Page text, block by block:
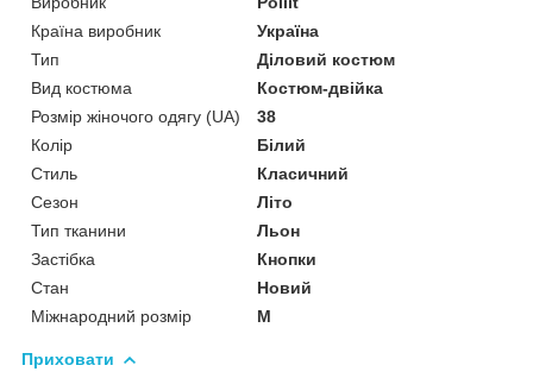
Країна виробник
Україна
Тип
Діловий костюм
Вид костюма
Костюм-двійка
Розмір жіночого одягу (UA)
38
Колір
Білий
Стиль
Класичний
Сезон
Літо
Тип тканини
Льон
Застібка
Кнопки
Стан
Новий
Міжнародний розмір
M
Приховати